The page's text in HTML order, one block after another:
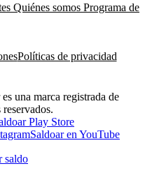
Quiénes somos Programa de
Políticas de privacidad
Saldoar en YouTube
una marca registrada de